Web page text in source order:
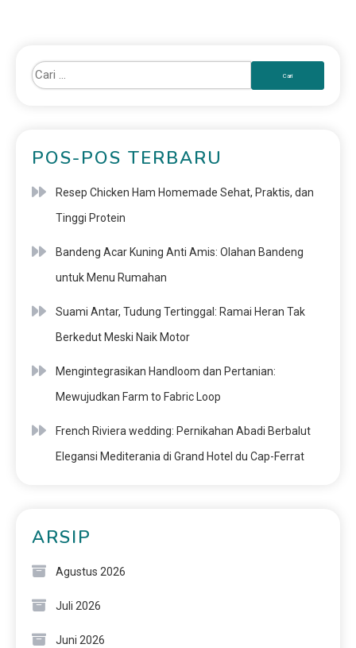
POS-POS TERBARU
Resep Chicken Ham Homemade Sehat, Praktis, dan
Tinggi Protein
Bandeng Acar Kuning Anti Amis: Olahan Bandeng
untuk Menu Rumahan
Suami Antar, Tudung Tertinggal: Ramai Heran Tak
Berkedut Meski Naik Motor
Mengintegrasikan Handloom dan Pertanian:
Mewujudkan Farm to Fabric Loop
French Riviera wedding: Pernikahan Abadi Berbalut
Elegansi Mediterania di Grand Hotel du Cap-Ferrat
ARSIP
Agustus 2026
Juli 2026
Juni 2026